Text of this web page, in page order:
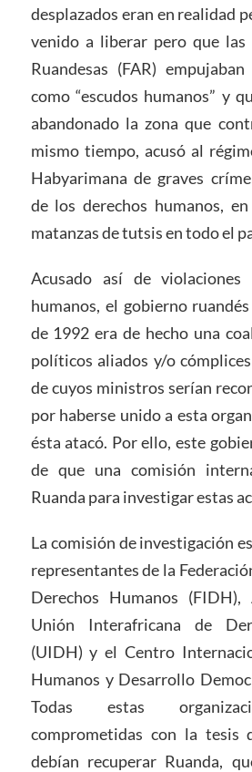
desplazados eran en realidad
venido a liberar pero que las
Ruandesas (FAR)
como “escudos humanos” y
abandonado la zona que
mismo tiempo, acusó al
Habyarimana de graves
de los derechos humanos,
matanzas de tutsis en todo el
Acusado así de violaciones
humanos, el gobierno
de 1992 era de hecho una
políticos aliados y/o
de cuyos ministros serían
por haberse unido a esta
ésta atacó. Por ello, este
de que una comisión
Ruanda para investigar estas
La comisión de investigación
representantes de la
Derechos Humanos
Unión Interafricana de
(UIDH) y el Centro
Humanos y Desarrollo
Todas estas
comprometidas con la tesis
debían recuperar Ruanda,